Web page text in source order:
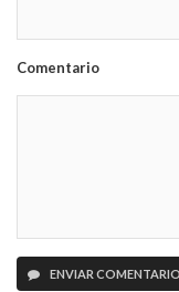
Comentario
ENVIAR COMENTARIO